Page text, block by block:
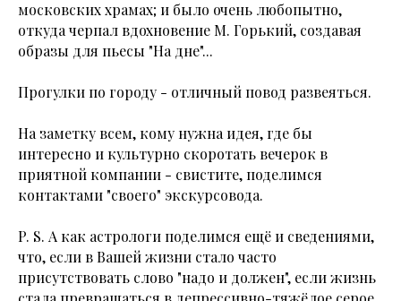
московских храмах; и было очень любопытно,
откуда черпал вдохновение М. Горький, создавая
образы для пьесы "На дне"...
Прогулки по городу - отличный повод развеяться.
На заметку всем, кому нужна идея, где бы
интересно и культурно скоротать вечерок в
приятной компании - свистите, поделимся
контактами "своего" экскурсовода.
P. S. А как астрологи поделимся ещё и сведениями,
что, если в Вашей жизни стало часто
присутствовать слово "надо и должен", если жизнь